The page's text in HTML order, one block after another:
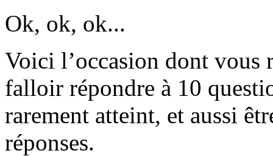
Ok, ok, ok...
Voici l’occasion dont vous
falloir répondre à 10
rarement atteint, et aussi
réponses.